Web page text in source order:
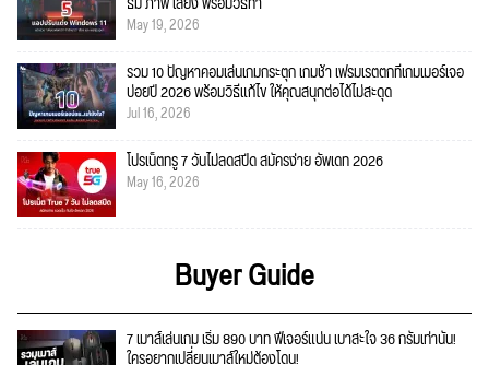
May 19, 2026
รวม 10 ปัญหาคอมเล่นเกมกระตุก เกมช้า เฟรมเรตตกที่เกมเมอร์เจอ
บ่อยปี 2026 พร้อมวิธีแก้ไข ให้คุณสนุกต่อได้ไม่สะดุด
Jul 16, 2026
โปรเน็ตทรู 7 วันไม่ลดสปีด สมัครง่าย อัพเดท 2026
May 16, 2026
Buyer Guide
7 เมาส์เล่นเกม เริ่ม 890 บาท ฟีเจอร์แน่น เบาสะใจ 36 กรัมเท่านั้น!